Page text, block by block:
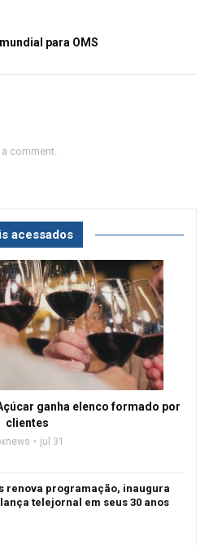
para OMS
comment.
acessados
ganha elenco formado por
clientes
jul 31
renova programação, inaugura
telejornal em seus 30 anos